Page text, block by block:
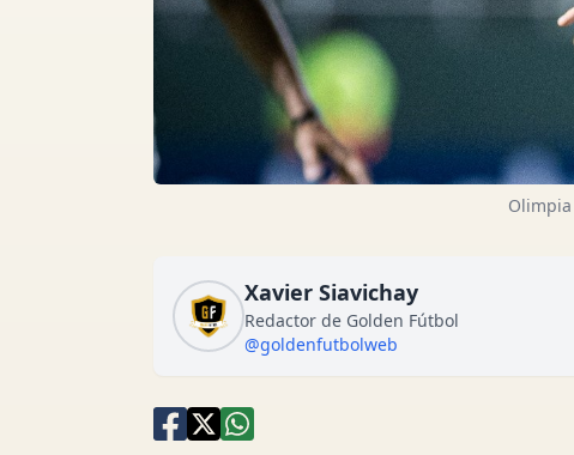
Xavier Siavichay
Redactor de Golden Fútbol
@goldenfutbolweb